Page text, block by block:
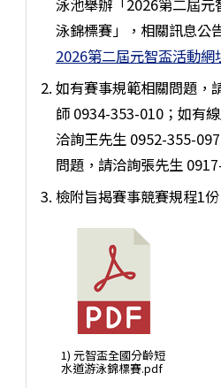
泳錦標賽」，相關訊息公
2026第二屆元智盃活動網
如有賽事規範相關問題，
師 0934-353-010；如有
洽詢王先生 0952-355-
問題，請洽詢張先生
檢附旨揭賽事競賽規程1份
1) 元智盃全國分齡短
水道游泳錦標賽.pdf